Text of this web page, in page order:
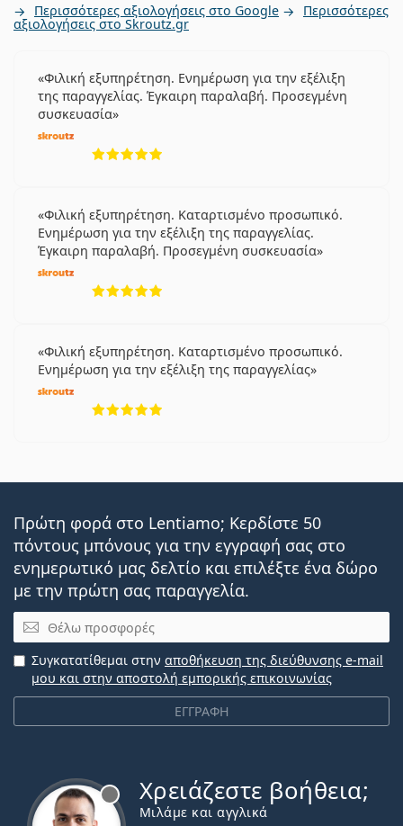
Περισσότερες αξιολογήσεις στο Google Περισσότερες
αξιολογήσεις στο Skroutz.gr
Φιλική εξυπηρέτηση. Ενημέρωση για την εξέλιξη
της παραγγελίας. Έγκαιρη παραλαβή. Προσεγμένη
συσκευασία
Φιλική εξυπηρέτηση. Καταρτισμένο προσωπικό.
Ενημέρωση για την εξέλιξη της παραγγελίας.
Έγκαιρη παραλαβή. Προσεγμένη συσκευασία
Φιλική εξυπηρέτηση. Καταρτισμένο προσωπικό.
Ενημέρωση για την εξέλιξη της παραγγελίας
Πρώτη φορά στο Lentiamo; Κερδίστε 50
πόντους μπόνους για την εγγραφή σας στο
ενημερωτικό μας δελτίο και επιλέξτε ένα δώρο
με την πρώτη σας παραγγελία.
Email
ΕΓΓΡΑΦΗ
Συγκατατίθεμαι στην αποθήκευση της διεύθυνσης e-mail
μου και στην αποστολή εμπορικής επικοινωνίας
Χρειάζεστε βοήθεια;
Μιλάμε και αγγλικά